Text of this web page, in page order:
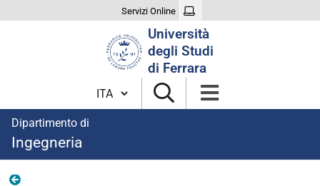
Servizi Online
Università
degli Studi
di Ferrara
Cambia lingua
Dipartimento di
Ingegneria